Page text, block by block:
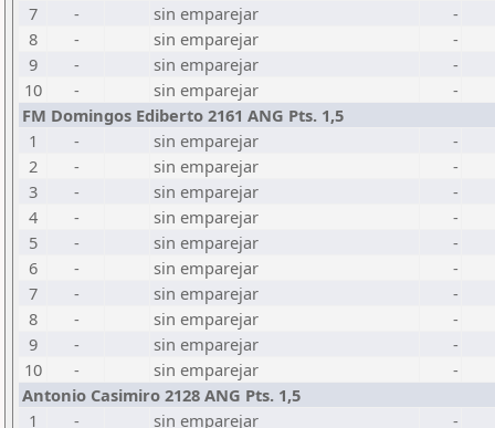
7
- sin emparejar
-
8
- sin emparejar
-
9
- sin emparejar
-
10
- sin emparejar
-
FM Domingos Ediberto 2161 ANG Pts. 1,5
1
- sin emparejar
-
2
- sin emparejar
-
3
- sin emparejar
-
4
- sin emparejar
-
5
- sin emparejar
-
6
- sin emparejar
-
7
- sin emparejar
-
8
- sin emparejar
-
9
- sin emparejar
-
10
- sin emparejar
-
Antonio Casimiro 2128 ANG Pts. 1,5
1
- sin emparejar -